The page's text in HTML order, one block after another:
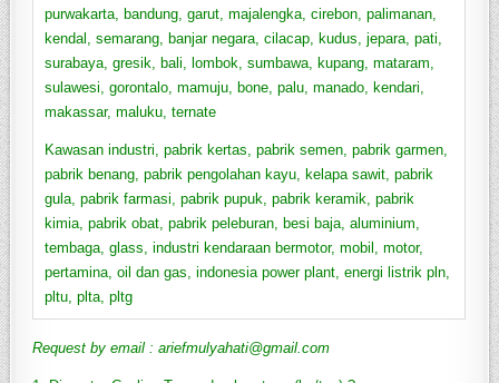
purwakarta, bandung, garut, majalengka, cirebon, palimanan,
kendal, semarang, banjar negara, cilacap, kudus, jepara, pati,
surabaya, gresik, bali, lombok, sumbawa, kupang, mataram,
sulawesi, gorontalo, mamuju, bone, palu, manado, kendari,
makassar, maluku, ternate
Kawasan industri, pabrik kertas, pabrik semen, pabrik garmen,
pabrik benang, pabrik pengolahan kayu, kelapa sawit, pabrik
gula, pabrik farmasi, pabrik pupuk, pabrik keramik, pabrik
kimia, pabrik obat, pabrik peleburan, besi baja, aluminium,
tembaga, glass, industri kendaraan bermotor, mobil, motor,
pertamina, oil dan gas, indonesia power plant, energi listrik pln,
pltu, plta, pltg
Request by email : ariefmulyahati@gmail.com